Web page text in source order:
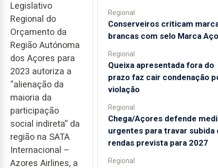
Legislativo
Regional do
Orçamento da
Região Autónoma
dos Açores para
2023 autoriza a
“alienação da
maioria da
participação
social indireta” da
região na SATA
Internacional –
Azores Airlines, a
Regional
Conserveiros criticam
brancas com selo Marca
Regional
Queixa apresentada fora do
prazo faz cair condenação
violação
Regional
Chega/Açores defende
urgentes para travar subida
rendas prevista para 2027
Regional